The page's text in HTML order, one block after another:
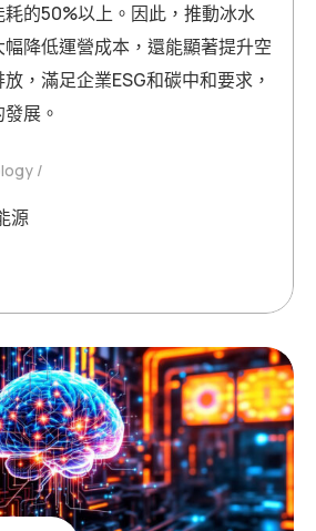
的50%以上。因此，推動冰水
降低運營成本，還能顯著提升空
，滿足企業ESG和碳中和要求，
展。
源